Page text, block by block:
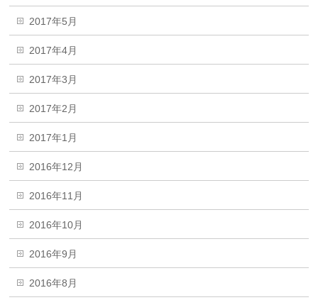
2017年5月
2017年4月
2017年3月
2017年2月
2017年1月
2016年12月
2016年11月
2016年10月
2016年9月
2016年8月